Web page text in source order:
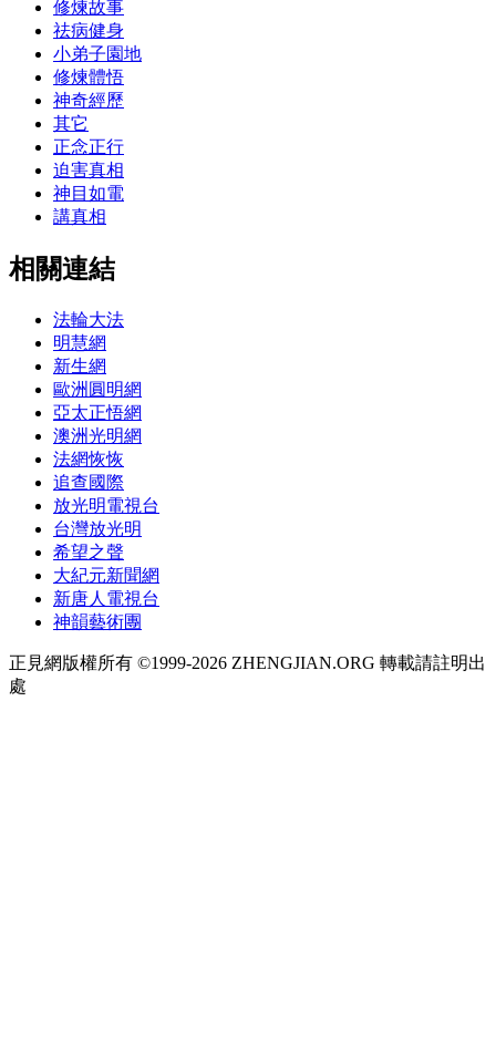
修煉故事
祛病健身
小弟子園地
修煉體悟
神奇經歷
其它
正念正行
迫害真相
神目如電
講真相
相關連結
法輪大法
明慧網
新生網
歐洲圓明網
亞太正悟網
澳洲光明網
法網恢恢
追查國際
放光明電視台
台灣放光明
希望之聲
大紀元新聞網
新唐人電視台
神韻藝術團
正見網版權所有 ©1999-2026 ZHENGJIAN.ORG 轉載請註明出
處